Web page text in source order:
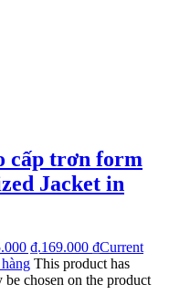
cấp trơn form
Jacket in
₫.169.000 ₫Current
This product has
chosen on the product